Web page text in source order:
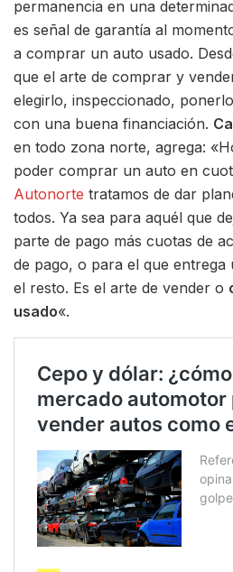
permanencia en una
es señal de garantía al
a comprar un auto usado.
que el arte de comprar y
elegirlo, inspeccionado,
con una buena financiación.
en todo zona norte, agrega:
poder comprar un auto en
Autonorte tratamos de dar
todos. Ya sea para aquél que
parte de pago más cuotas de
de pago, o para el que entrega
el resto. Es el arte de vender o
usado«.